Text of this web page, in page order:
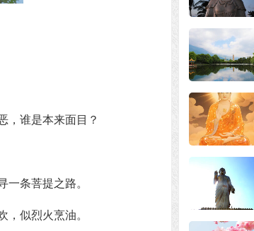
，谁是本来面目？
一条菩提之路。
似烈火烹油。